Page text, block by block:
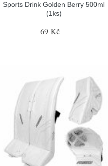
Sports Drink Golden Berry 500ml
(1ks)
69 Kč